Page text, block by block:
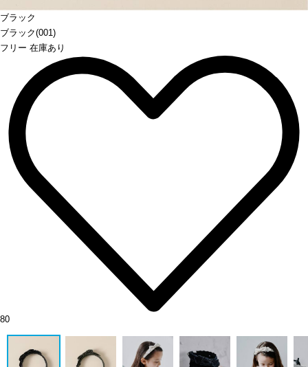
ブラック
ブラック(001)
フリー 在庫あり
80